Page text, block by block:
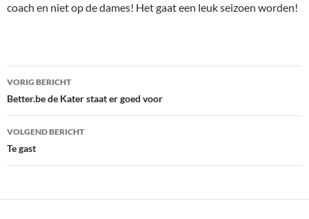
coach en niet op de dames! Het gaat een leuk seizoen worden!
Bericht
navigatie
VORIG BERICHT
Better.be de Kater staat er goed voor
VOLGEND BERICHT
Te gast